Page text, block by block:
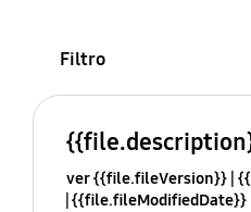
Filtro
ver {{file.fileVersion}}
{{file.fileModifiedDate}}